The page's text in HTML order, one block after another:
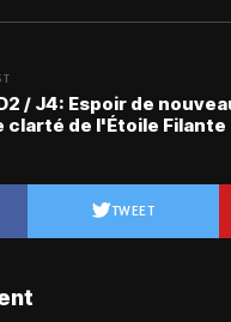
/ J4: Espoir de
clarté de l'Étoile Filante
TWEET